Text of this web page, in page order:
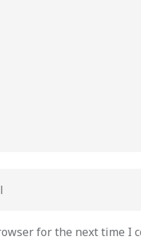
for the next time I